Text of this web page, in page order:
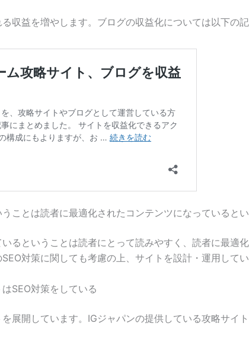
収益を増やします。ブログの収益化については以下の
ことは読者に最適化されたコンテンツになっていると
るということは読者にとって読みやすく、読者に最適
対策に関しても考慮の上、サイトを設計・運用してい
SEO対策をしている
展開しています。IGジャパンの提供している攻略サイ